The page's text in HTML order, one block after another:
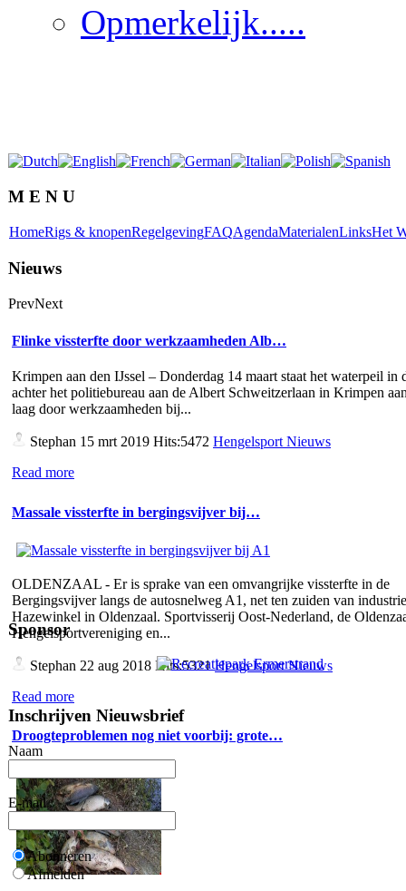
Opmerkelijk.....
M E N U
HomeRigs & knopenRegelgevingFAQAgendaMaterialenLinksHet
Nieuws
PrevNext
Flinke vissterfte door werkzaamheden Alb…
Krimpen aan den IJssel – Donderdag 14 maart staat het waterpeil in
achter het politiebureau aan de Albert Schweitzerlaan in Krimpen
laag door werkzaamheden bij...
Stephan 15 mrt 2019 Hits:5472 Hengelsport Nieuws
Read more
Massale vissterfte in bergingsvijver bij…
OLDENZAAL - Er is sprake van een omvangrijke vissterfte in de
Bergingsvijver langs de autosnelweg A1, net ten zuiden van
Hazewinkel in Oldenzaal. Sportvisserij Oost-Nederland, de
Hengelsportvereniging en...
Stephan 22 aug 2018 Hits:5321Hengelsport Nieuws
Read more
Droogteproblemen nog niet voorbij: grote…
Sponsor
Inschrijven Nieuwsbrief
Naam
E-mail
Abonneren
Afmelden